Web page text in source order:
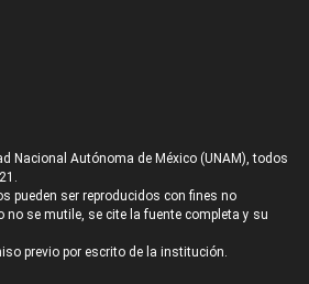
Nacional Autónoma de México (UNAM), todos
pueden ser reproducidos con fines no
no se mutile, se cite la fuente completa y su
previo por escrito de la institución.